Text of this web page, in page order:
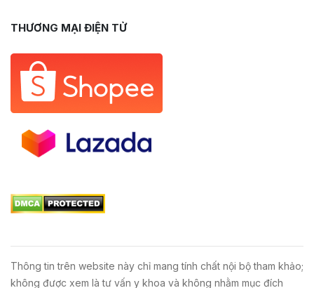
THƯƠNG MẠI ĐIỆN TỬ
Thông tin trên website này chỉ mang tính chất nội bộ tham khảo;
không được xem là tư vấn y khoa và không nhằm mục đích